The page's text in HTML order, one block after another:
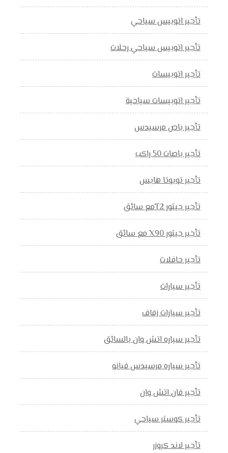
تأجير اتوبيس سياحي
تأجير اتوبيس سياحي رحلات
تأجير اتوبيسات
تأجير اتوبيسات سياحية
تأجير باص مرسيدس
تأجير باصات 50 راكب
تأجير تويوتا هايس
تأجير جيتور T2مع سائق
تأجير جيتور X90 مع سائق
تأجير حافلات
تأجير سيارات
تأجير سيارات زفاف
تأجير سياره اتش وان بالسائق
تأجير سياره مرسيدس فيانو
تأجير فان اتش وان
تأجير كوستر سياحي
تأجير لاند كروزر